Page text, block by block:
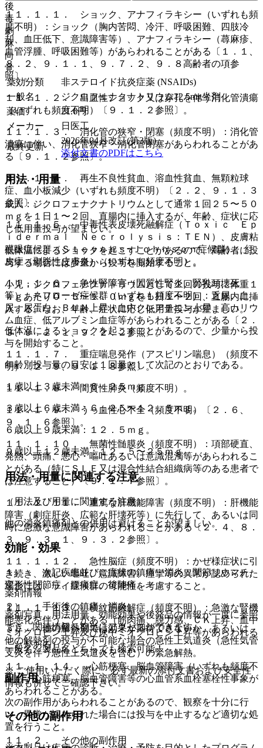
１１．１．１． ショック、アナフィラキシー（いずれも頻
度不明）：ショック（胸内苦悶、冷汗、呼吸困難、四肢冷
却、血圧低下、意識障害等）、アナフィラキシー（蕁麻疹、
血管浮腫、呼吸困難等）があらわれることがある〔１．１、
８．２、９．１．１、９．７．２、９．８高齢者の項参
照〕。
１１．１．２． 出血性ショック又は穿孔を伴う消化管潰瘍
（いずれも頻度不明）〔９．１．２参照〕。
１１．１．３． 消化管の狭窄・閉塞（頻度不明）：消化管
潰瘍に伴い、消化管狭窄・消化管閉塞があらわれることがあ
る〔９．１．２参照〕。
１１．１．４． 再生不良性貧血、溶血性貧血、無顆粒球
症、血小板減少（いずれも頻度不明）〔２．２、９．１．３
参照〕。
１１．１．５． 中毒性表皮壊死融解症（Ｔｏｘｉｃ Ｅｐ
ｉｄｅｒｍａｌ Ｎｅｃｒｏｌｙｓｉｓ：ＴＥＮ）、皮膚粘
膜眼症候群（Ｓｔｅｖｅｎｓ−Ｊｏｈｎｓｏｎ症候群）、紅
皮症（剥脱性皮膚炎）（いずれも頻度不明）。
１１．１．６． 急性腎障害（間質性腎炎、腎乳頭壊死
等）、ネフローゼ症候群（いずれも頻度不明）：乏尿、血
尿、尿蛋白、ＢＵＮ上昇・血中クレアチニン上昇、高カリウ
ム血症、低アルブミン血症等があらわれることがある〔２．
３、９．２．１、９．２．２参照〕。
１１．１．７． 重症喘息発作（アスピリン喘息）（頻度不
明）〔２．９、９．１．８参照〕。
１１．１．８． 間質性肺炎（頻度不明）。
１１．１．９． うっ血性心不全（頻度不明）〔２．６、
９．１．６参照〕。
１１．１．１０． 無菌性髄膜炎（頻度不明）：項部硬直、
発熱、頭痛、悪心・嘔吐あるいは意識混濁等があらわれるこ
とがある（特にＳＬＥ又は混合性結合組織病等のある患者で
は注意すること）〔９．１．７参照〕。
１１．１．１１． 重篤な肝機能障害（頻度不明）：肝機能
障害（劇症肝炎、広範な肝壊死等）に先行して、あるいは同
時に急激な意識障害があらわれることがある〔２．４、８．
３、９．３．１、９．３．２参照〕。
１１．１．１２． 急性脳症（頻度不明）：かぜ様症状に引
き続き、激しい嘔吐、意識障害、痙攣等の異常が認められた
場合には、ライ症候群の可能性を考慮すること。
１１．１．１３． 横紋筋融解症（頻度不明）：急激な腎機
能悪化を伴うことがある（筋肉痛、脱力感、ＣＫ上昇、血中
ミオグロビン上昇及び尿中ミオグロビン上昇等があらわれる
ことがある）。
１１．１．１４． 心筋梗塞、脳血管障害（いずれも頻度不
明）：心筋梗塞、脳血管障害等の心血管系血栓塞栓性事象が
あらわれることがある。
その他の副作用
１１．２． その他の副作用
後
毒
劇
麻
向
覚
薬効分類
非ステロイド抗炎症薬 (NSAIDs)
一般名
ジクロフェナクナトリウム12.5mg坐剤
薬価
21.6円
メーカー
日医工
最終更新
2026年04月改訂(第3版)
添付文書のPDFはこちら
用法・用量
成人：ジクロフェナクナトリウムとして通常１回２５〜５０
ｍｇを１日１〜２回、直腸内に挿入するが、年齢、症状に応
じ低用量投与が望ましい。
低体温によるショックを起こすことがあるので、高齢者に投
与する場合には少量から投与を開始すること。
小児：ジクロフェナクナトリウムとして１回の投与に体重１
ｋｇあたり０．５〜１．０ｍｇを１日１〜２回、直腸内に挿
入する。なお、年齢、症状に応じ低用量投与が望ましい。
低体温によるショックを起こすことがあるので、少量から投
与を開始すること。
年齢別投与量の目安は１回量として次記のとおりである。
１歳以上３歳未満：６．２５ｍｇ。
３歳以上６歳未満：６．２５〜１２．５ｍｇ。
６歳以上９歳未満：１２．５ｍｇ。
９歳以上１２歳未満：１２．５〜２５ｍｇ。
用法・用量に関連する注意
（用法及び用量に関連する注意）
他の消炎鎮痛剤との併用は避けることが望ましい。
効能・効果
１）． 次記疾患並びに症状の鎮痛・消炎：関節リウマチ、
変形性関節症、腰痛症、後陣痛。
２）． 手術後の鎮痛・消炎。
３）． 他の解熱剤では効果が期待できないか、あるいは、
他の解熱剤の投与が不可能な場合の急性上気道炎（急性気管
支炎を伴う急性上気道炎を含む）の緊急解熱。
副作用
次の副作用があらわれることがあるので、観察を十分に行
い、異常が認められた場合には投与を中止するなど適切な処
置を行うこと。
薬剤情報
薬剤写真、用法用量、効能効果や後発品の情報が一度に参照
でき、関連情報へ簡単にアクセスができます。
一般名、製品名どちらでも検索可能！
※ ご使用いただく際に、必ず最新の添付文書および安全性
情報も併せてご確認下さい。